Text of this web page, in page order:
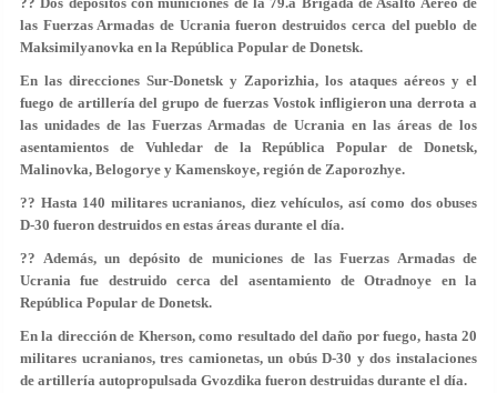
las Fuerzas Armadas de Ucrania fueron destruidos cerca del pueblo de
Maksimilyanovka en la República Popular de Donetsk.
En las direcciones Sur-Donetsk y Zaporizhia, los ataques aéreos y el
fuego de artillería del grupo de fuerzas Vostok infligieron una derrota a
las unidades de las Fuerzas Armadas de Ucrania en las áreas de los
asentamientos de Vuhledar de la República Popular de Donetsk,
Malinovka, Belogorye y Kamenskoye, región de Zaporozhye.
?? Hasta 140 militares ucranianos, diez vehículos, así como dos obuses
D-30 fueron destruidos en estas áreas durante el día.
?? Además, un depósito de municiones de las Fuerzas Armadas de
Ucrania fue destruido cerca del asentamiento de Otradnoye en la
República Popular de Donetsk.
En la dirección de Kherson, como resultado del daño por fuego, hasta 20
militares ucranianos, tres camionetas, un obús D-30 y dos instalaciones
de artillería autopropulsada Gvozdika fueron destruidas durante el día.